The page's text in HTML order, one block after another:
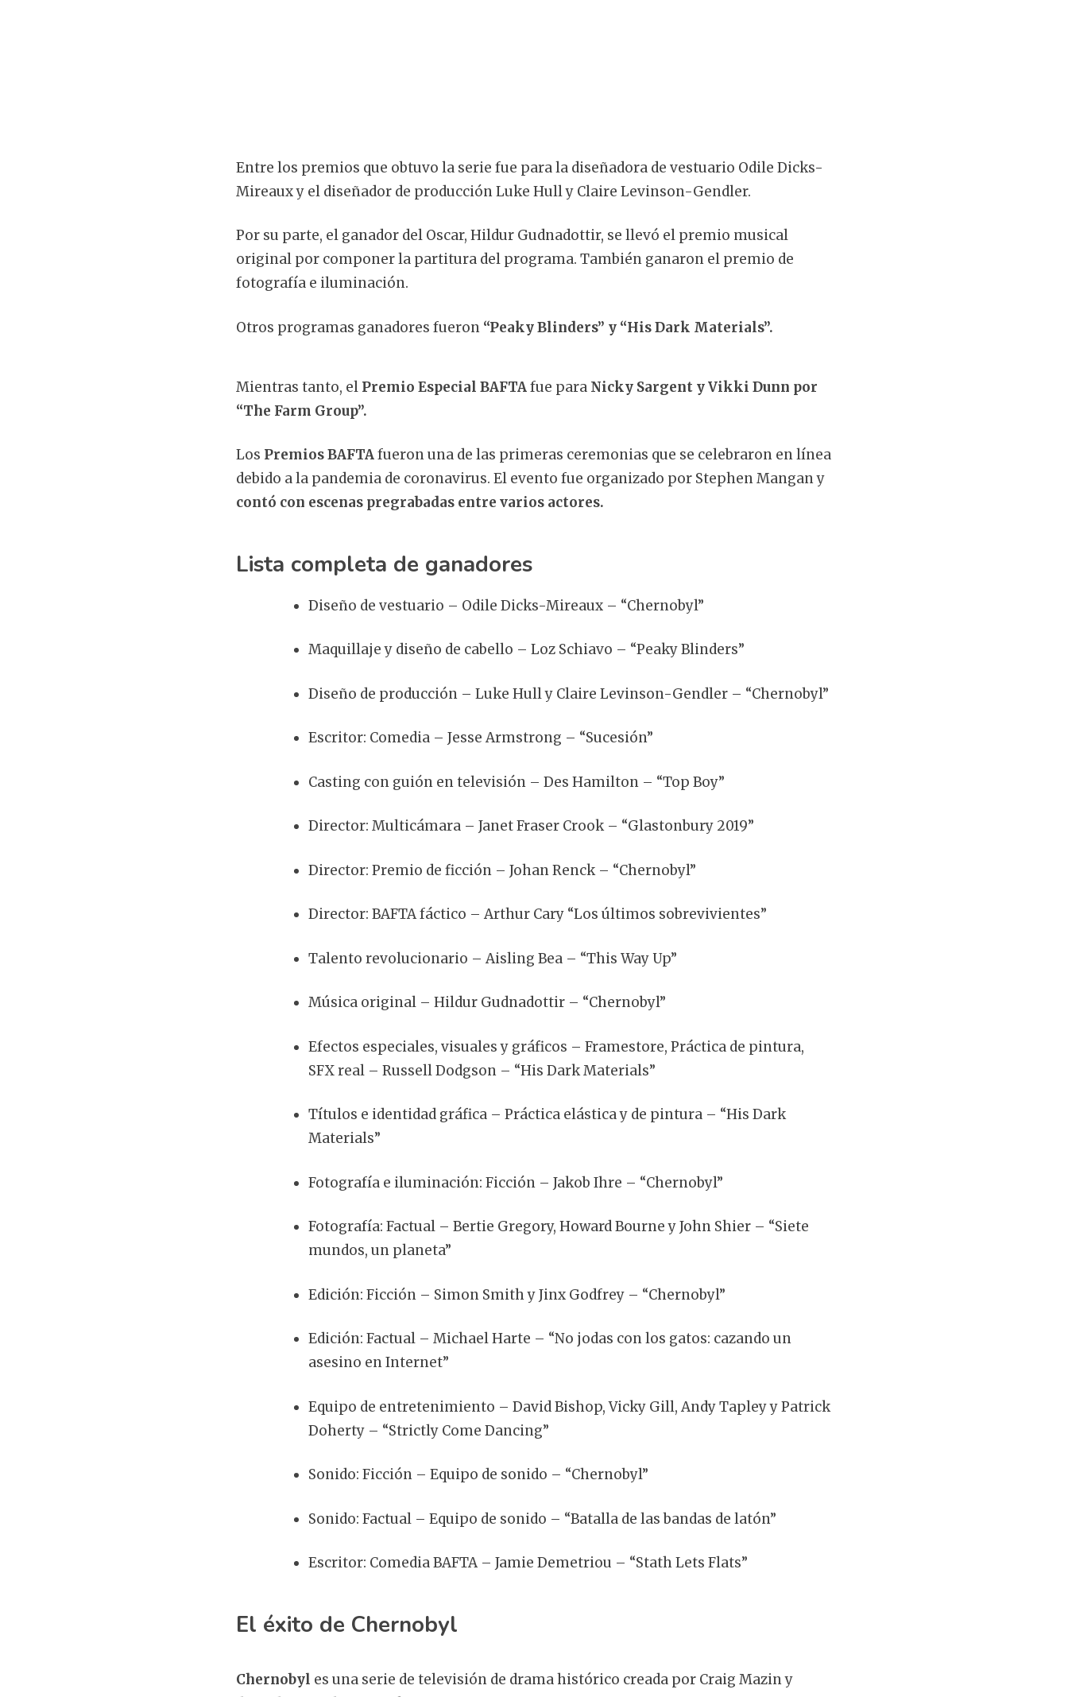
Entre los premios que obtuvo la serie fue para la diseñadora de vestuario Odile Dicks-
Mireaux y el diseñador de producción Luke Hull y Claire Levinson-Gendler.
Por su parte, el ganador del Oscar, Hildur Gudnadottir, se llevó el premio musical
original por componer la partitura del programa. También ganaron el premio de
fotografía e iluminación.
Otros programas ganadores fueron “Peaky Blinders” y “His Dark Materials”.
Mientras tanto, el Premio Especial BAFTAfue para Nicky Sargent y Vikki Dunn por
“The Farm Group”.
Los Premios BAFTAfueron una de las primeras ceremonias que se celebraron en línea
debido a la pandemia de coronavirus. El evento fue organizado por Stephen Mangan y
contó con escenas pregrabadas entre varios actores.
Lista completa de ganadores
Diseño de vestuario – Odile Dicks-Mireaux – “Chernobyl”
Maquillaje y diseño de cabello – Loz Schiavo – “Peaky Blinders”
Diseño de producción – Luke Hull y Claire Levinson-Gendler – “Chernobyl”
Escritor: Comedia – Jesse Armstrong – “Sucesión”
Casting con guión en televisión – Des Hamilton – “Top Boy”
Director: Multicámara – Janet Fraser Crook – “Glastonbury 2019”
Director: Premio de ficción – Johan Renck – “Chernobyl”
Director: BAFTA fáctico – Arthur Cary “Los últimos sobrevivientes”
Talento revolucionario – Aisling Bea – “This Way Up”
Música original – Hildur Gudnadottir – “Chernobyl”
Efectos especiales, visuales y gráficos – Framestore, Práctica de pintura,
SFX real – Russell Dodgson – “His Dark Materials”
Títulos e identidad gráfica – Práctica elástica y de pintura – “His Dark
Materials”
Fotografía e iluminación: Ficción – Jakob Ihre – “Chernobyl”
Fotografía: Factual – Bertie Gregory, Howard Bourne y John Shier – “Siete
mundos, un planeta”
Edición: Ficción – Simon Smith y Jinx Godfrey – “Chernobyl”
Edición: Factual – Michael Harte – “No jodas con los gatos: cazando un
asesino en Internet”
Equipo de entretenimiento – David Bishop, Vicky Gill, Andy Tapley y Patrick
Doherty – “Strictly Come Dancing”
Sonido: Ficción – Equipo de sonido – “Chernobyl”
Sonido: Factual – Equipo de sonido – “Batalla de las bandas de latón”
Escritor: Comedia BAFTA – Jamie Demetriou – “Stath Lets Flats”
El éxito de Chernobyl
Chernobyl es una serie de televisión de drama histórico creada por Craig Mazin y